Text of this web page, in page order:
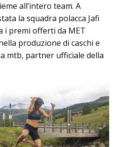
all’intero team. A
la squadra polacca Jafi
i premi offerti da MET
produzione di caschi e
mtb, partner ufficiale della